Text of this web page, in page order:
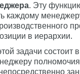
. Эту
каждому
в иерархии.
задачи состоит